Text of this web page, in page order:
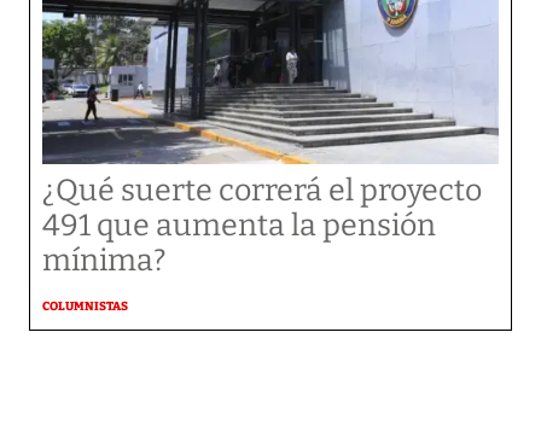
¿Qué suerte correrá el proyecto
491 que aumenta la pensión
mínima?
COLUMNISTAS